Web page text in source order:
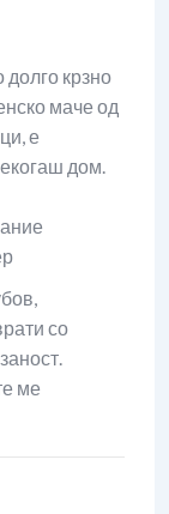
крзно
маче од
е
дом.
со
ме